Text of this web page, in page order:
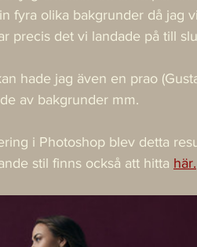
fyra olika bakgrunder då jag
precis det vi landade på till
hade jag även en prao
av bakgrunder mm.
i Photoshop blev detta
stil finns också att hitta här.